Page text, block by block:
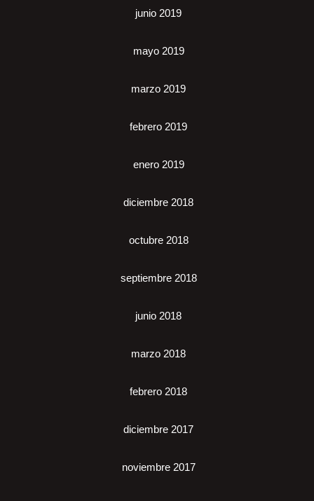
junio 2019
mayo 2019
marzo 2019
febrero 2019
enero 2019
diciembre 2018
octubre 2018
septiembre 2018
junio 2018
marzo 2018
febrero 2018
diciembre 2017
noviembre 2017